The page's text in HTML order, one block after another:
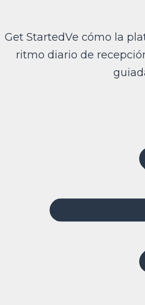
Get StartedVe cómo la
ritmo diario de